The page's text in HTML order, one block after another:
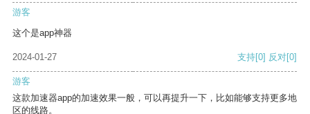
游客
这个是app神器
2024-01-27 支持[0] 反对[0]
游客
这款加速器app的加速效果一般，可以再提升一下，比如能够支持更多地
区的线路。